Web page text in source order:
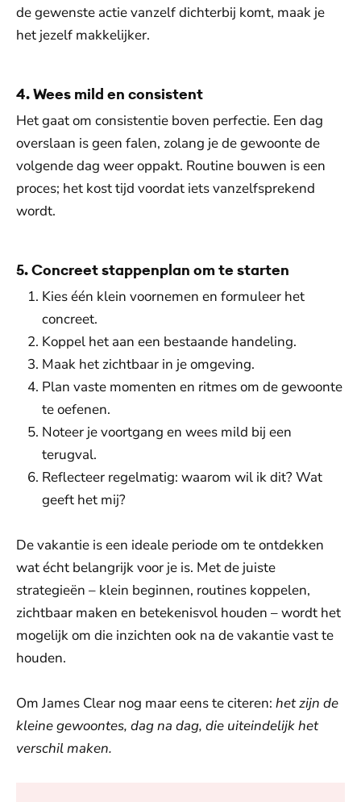
de gewenste actie vanzelf dichterbij komt, maak je
het jezelf makkelijker.
4. Wees mild en consistent
Het gaat om consistentie boven perfectie. Een dag
overslaan is geen falen, zolang je de gewoonte de
volgende dag weer oppakt. Routine bouwen is een
proces; het kost tijd voordat iets vanzelfsprekend
wordt.
5. Concreet stappenplan om te starten
Kies één klein voornemen en formuleer het
concreet.
Koppel het aan een bestaande handeling.
Maak het zichtbaar in je omgeving.
Plan vaste momenten en ritmes om de gewoonte
te oefenen.
Noteer je voortgang en wees mild bij een
terugval.
Reflecteer regelmatig: waarom wil ik dit? Wat
geeft het mij?
De vakantie is een ideale periode om te ontdekken
wat écht belangrijk voor je is. Met de juiste
strategieën – klein beginnen, routines koppelen,
zichtbaar maken en betekenisvol houden – wordt het
mogelijk om die inzichten ook na de vakantie vast te
houden.
Om James Clear nog maar eens te citeren: het zijn de
kleine gewoontes, dag na dag, die uiteindelijk het
verschil maken.